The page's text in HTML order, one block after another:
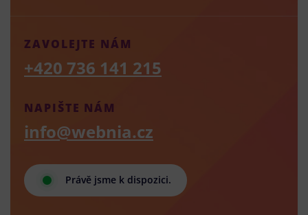
Právě jsme k dispozici.
NAPIŠTE NÁM
info@webnia.cz
ZAVOLEJTE NÁM
+420 736 141 215